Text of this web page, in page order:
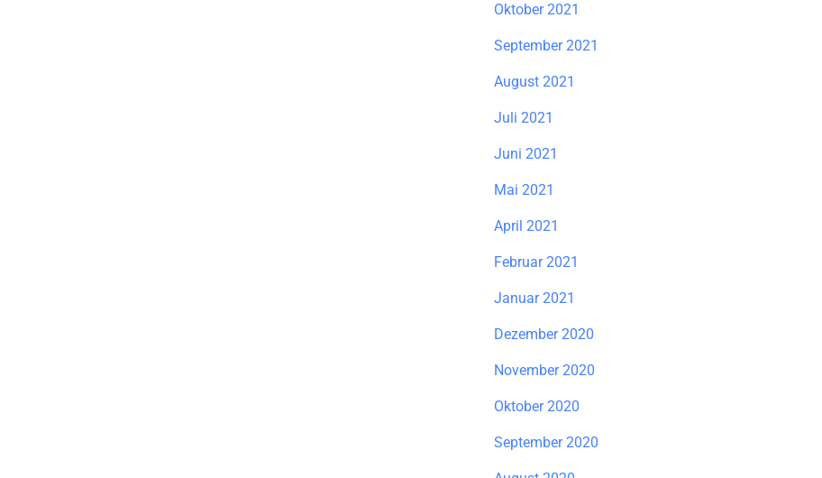
Oktober 2021
September 2021
August 2021
Juli 2021
Juni 2021
Mai 2021
April 2021
Februar 2021
Januar 2021
Dezember 2020
November 2020
Oktober 2020
September 2020